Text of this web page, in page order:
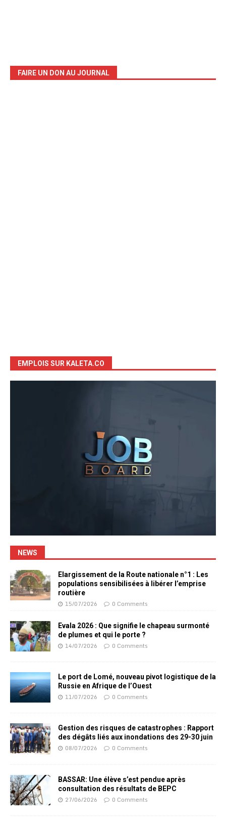
FAIRE UN DON AU JOURNAL
EMPLOIS SUR KALETA.CO
NEWS
Elargissement de la Route nationale n°1 : Les
populations sensibilisées à libérer l’emprise
routière
15/07/2026 0 Comments
Evala 2026 : Que signifie le chapeau surmonté
de plumes et qui le porte ?
14/07/2026 0 Comments
Le port de Lomé, nouveau pivot logistique de la
Russie en Afrique de l’Ouest
11/07/2026 0 Comments
Gestion des risques de catastrophes : Rapport
des dégâts liés aux inondations des 29-30 juin
08/07/2026 0 Comments
BASSAR: Une élève s’est pendue après
consultation des résultats de BEPC
27/06/2026 0 Comments